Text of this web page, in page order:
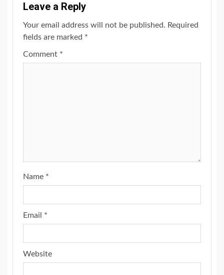
Leave a Reply
Your email address will not be published. Required
fields are marked *
Comment *
Name *
Email *
Website